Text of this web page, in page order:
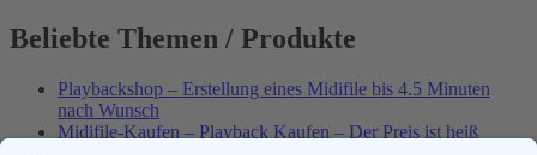
Beliebte Themen / Produkte
Playbackshop – Erstellung eines Midifile bis 4.5 Minuten
nach Wunsch
Midifile-Kaufen – Playback Kaufen – Der Preis ist heiß